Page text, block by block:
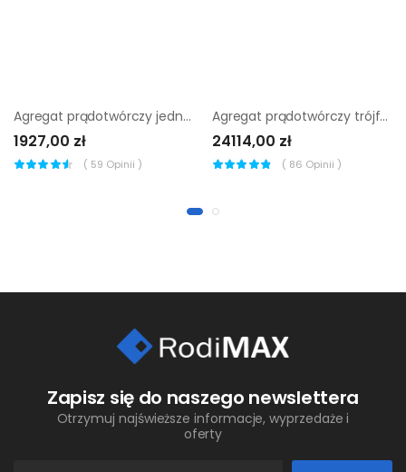
Agregat prądotwórczy jednofazowy Endress ESE 3200 P
1927,00 zł
( 59 Opinii )
Agregat prądotwórczy trójfazowy Wacker Neuson GS 12AI
24114,00 zł
( 86 Opinii )
Zapisz się do naszego newslettera
Otrzymuj najświeższe informacje, wyprzedaże i
oferty